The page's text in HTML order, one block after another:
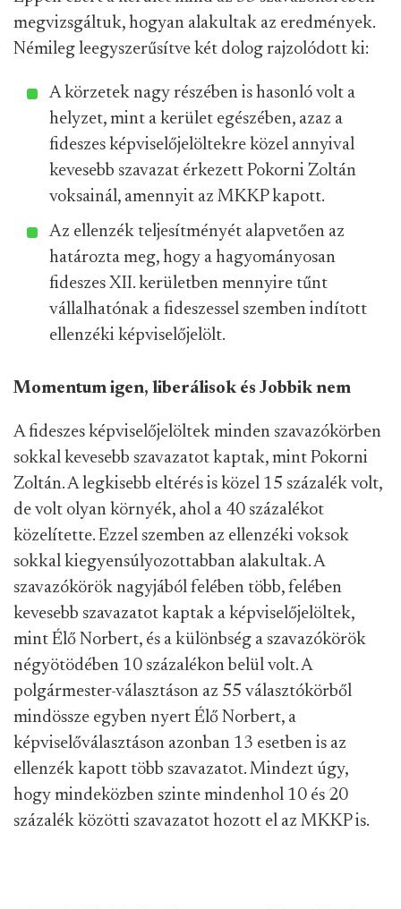
megvizsgáltuk, hogyan alakultak az eredmények.
Némileg leegyszerűsítve két dolog rajzolódott ki:
A körzetek nagy részében is hasonló volt a
helyzet, mint a kerület egészében, azaz a
fideszes képviselőjelöltekre közel annyival
kevesebb szavazat érkezett Pokorni Zoltán
voksainál, amennyit az MKKP kapott.
Az ellenzék teljesítményét alapvetően az
határozta meg, hogy a hagyományosan
fideszes XII. kerületben mennyire tűnt
vállalhatónak a fideszessel szemben indított
ellenzéki képviselőjelölt.
Momentum igen, liberálisok és Jobbik nem
A fideszes képviselőjelöltek minden szavazókörben
sokkal kevesebb szavazatot kaptak, mint Pokorni
Zoltán. A legkisebb eltérés is közel 15 százalék volt,
de volt olyan környék, ahol a 40 százalékot
közelítette. Ezzel szemben az ellenzéki voksok
sokkal kiegyensúlyozottabban alakultak. A
szavazókörök nagyjából felében több, felében
kevesebb szavazatot kaptak a képviselőjelöltek,
mint Élő Norbert, és a különbség a szavazókörök
négyötödében 10 százalékon belül volt. A
polgármester-választáson az 55 választókörből
mindössze egyben nyert Élő Norbert, a
képviselőválasztáson azonban 13 esetben is az
ellenzék kapott több szavazatot. Mindezt úgy,
hogy mindeközben szinte mindenhol 10 és 20
százalék közötti szavazatot hozott el az MKKP is.